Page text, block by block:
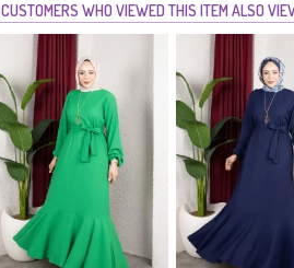
CUSTOMERS WHO VIEWED THIS ITEM ALSO